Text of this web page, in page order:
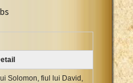
Solomon, fiul lui David,